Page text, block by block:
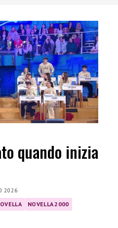
quando inizia
2026
NOVELLA 2000